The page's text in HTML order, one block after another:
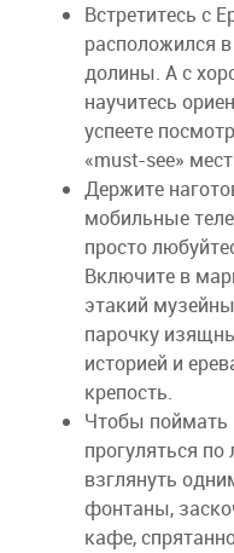
Встретитесь с
расположился
долины. А с
научитесь
успеете
«must-see»
Держите
мобильные
просто
Включите в
этакий
парочку
историей и
крепость.
Чтобы поймать
прогуляться
взглянуть
фонтаны,
кафе,